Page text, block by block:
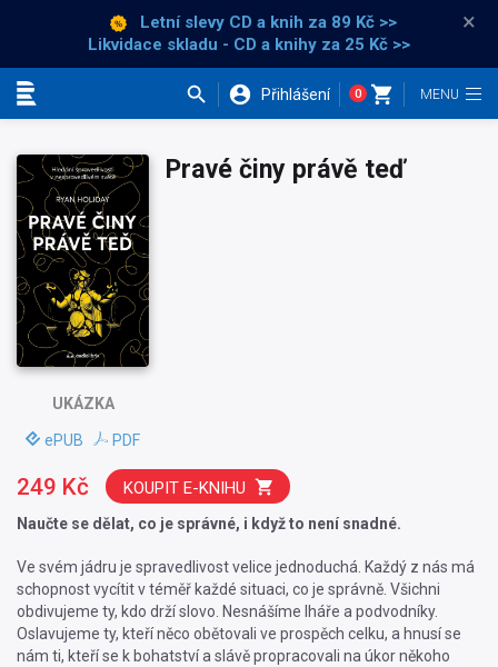
Letní slevy CD a knih za 89 Kč >>
Likvidace skladu - CD a knihy za 25 Kč >>
×
Přihlášení 0
UKÁZKA
ePUB PDF
Pravé činy právě teď
Naučte se dělat, co je správné, i když to není snadné.
Ve svém jádru je spravedlivost velice jednoduchá. Každý z nás má
schopnost vycítit v téměř každé situaci, co je správně. Všichni
obdivujeme ty, kdo drží slovo. Nesnášíme lháře a podvodníky.
Oslavujeme ty, kteří něco obětovali ve prospěch celku, a hnusí se
nám ti, kteří se k bohatství a slávě propracovali na úkor někoho
249 Kč KOUPIT E-KNIHU